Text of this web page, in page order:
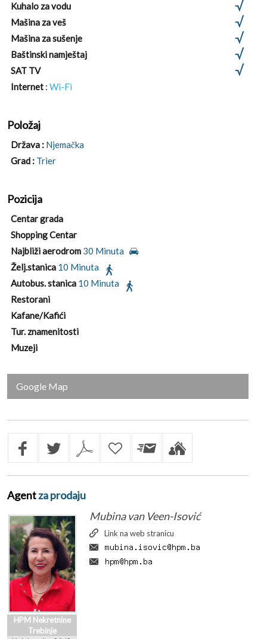
Kuhalo za vodu
Mašina za veš
Mašina za sušenje
Baštinski namještaj
SAT TV
Internet :Wi-Fi
Položaj
Država : Njemačka
Grad : Trier
Pozicija
Centar grada
Shopping Centar
Najbliži aerodrom 30 Minuta
Želj.stanica 10 Minuta
Autobus. stanica 10 Minuta
Restorani
Kafane/Kafići
Tur. znamenitosti
Muzeji
Google Map
Agentza prodaju
HPM Nekretnine
Trebinje
Mubina van Veen-Isović
Link na web stranicu